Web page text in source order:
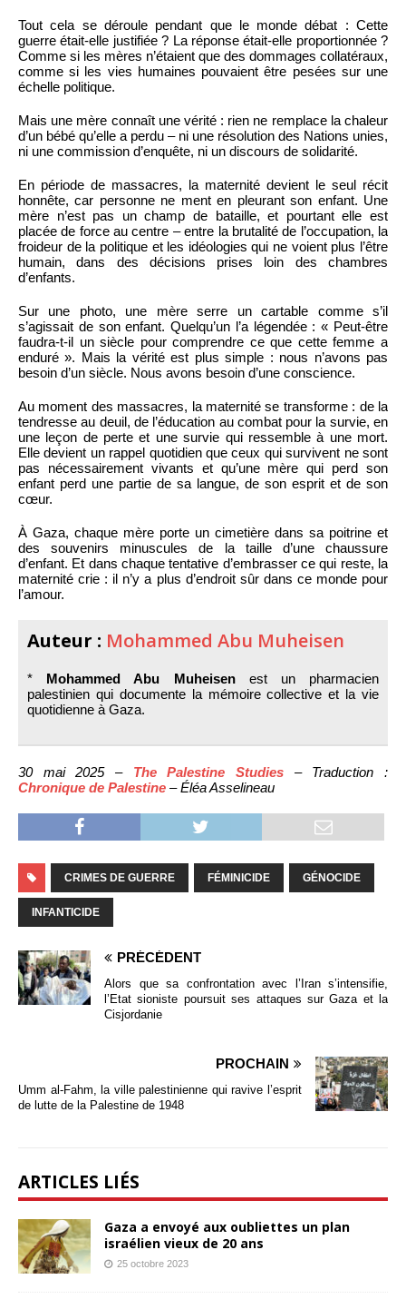
Tout cela se déroule pendant que le monde débat : Cette
guerre était-elle justifiée ? La réponse était-elle proportionnée ?
Comme si les mères n’étaient que des dommages collatéraux,
comme si les vies humaines pouvaient être pesées sur une
échelle politique.
Mais une mère connaît une vérité : rien ne remplace la chaleur
d’un bébé qu’elle a perdu – ni une résolution des Nations unies,
ni une commission d’enquête, ni un discours de solidarité.
En période de massacres, la maternité devient le seul récit
honnête, car personne ne ment en pleurant son enfant. Une
mère n’est pas un champ de bataille, et pourtant elle est
placée de force au centre – entre la brutalité de l’occupation, la
froideur de la politique et les idéologies qui ne voient plus l’être
humain, dans des décisions prises loin des chambres
d’enfants.
Sur une photo, une mère serre un cartable comme s’il
s’agissait de son enfant. Quelqu’un l’a légendée : « Peut-être
faudra-t-il un siècle pour comprendre ce que cette femme a
enduré ». Mais la vérité est plus simple : nous n’avons pas
besoin d’un siècle. Nous avons besoin d’une conscience.
Au moment des massacres, la maternité se transforme : de la
tendresse au deuil, de l’éducation au combat pour la survie, en
une leçon de perte et une survie qui ressemble à une mort.
Elle devient un rappel quotidien que ceux qui survivent ne sont
pas nécessairement vivants et qu’une mère qui perd son
enfant perd une partie de sa langue, de son esprit et de son
cœur.
À Gaza, chaque mère porte un cimetière dans sa poitrine et
des souvenirs minuscules de la taille d’une chaussure
d’enfant. Et dans chaque tentative d’embrasser ce qui reste, la
maternité crie : il n’y a plus d’endroit sûr dans ce monde pour
l’amour.
Auteur : Mohammed Abu Muheisen
* Mohammed Abu Muheisenest un pharmacien
palestinien qui documente la mémoire collective et la vie
quotidienne à Gaza.
30 mai 2025 – The Palestine Studies – Traduction :
Chronique de Palestine – Éléa Asselineau
CRIMES DE GUERRE FÉMINICIDE GÉNOCIDE
INFANTICIDE
PRÉCÉDENT
Alors que sa confrontation avec l’Iran s’intensifie,
l’Etat sioniste poursuit ses attaques sur Gaza et la
Cisjordanie
PROCHAIN
Umm al-Fahm, la ville palestinienne qui ravive l’esprit
de lutte de la Palestine de 1948
ARTICLES LIÉS
Gaza a envoyé aux oubliettes un plan
israélien vieux de 20 ans
25 octobre 2023